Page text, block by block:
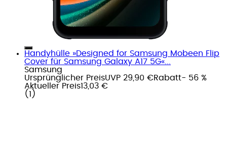
Handyhülle »Designed for Samsung Mobeen Flip
Cover für Samsung Galaxy A17 5G«...
Samsung
Ursprünglicher PreisUVP 29,90 €Rabatt- 56 %
Aktueller Preis13,03 €
( 1 )